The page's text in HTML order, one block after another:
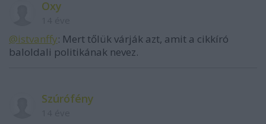
Oxy
@istvanffy: Mert tőlük várják azt, amit a cikkíró
baloldali politikának nevez.
Szúrófény